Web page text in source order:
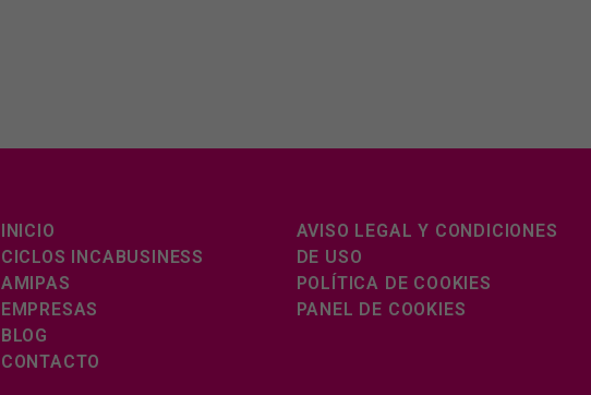
INICIO
CICLOS INCABUSINESS
AMIPAS
EMPRESAS
BLOG
CONTACTO
AVISO LEGAL Y CONDICIONES
DE USO
POLÍTICA DE COOKIES
PANEL DE COOKIES